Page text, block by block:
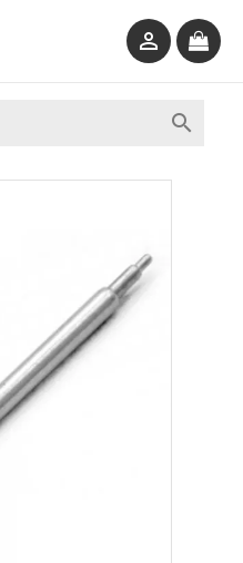

